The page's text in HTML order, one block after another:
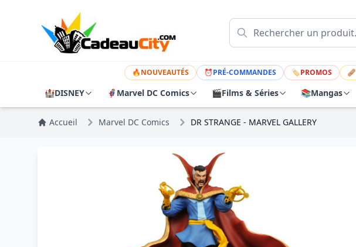
🔥NOUVEAUTÉS ⏰PRÉ-COMMANDES 🏷PROMOS 🩹
🏰DISNEY 🦸 Marvel DC Comics 🎬Films & Séries 📚Mangas
Accueil Marvel DC Comics DR STRANGE - MARVEL GALLERY